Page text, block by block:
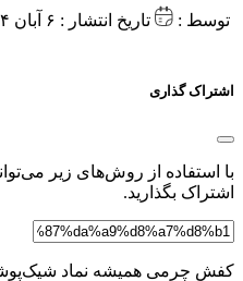
توسط : تاریخ انتشار : ۶ آبان ۱۴۰۴
اشتراک گذاری
با استفاده از روش‌های زیر
اشتراک بگذارید.
کفش چرمی همیشه نماد